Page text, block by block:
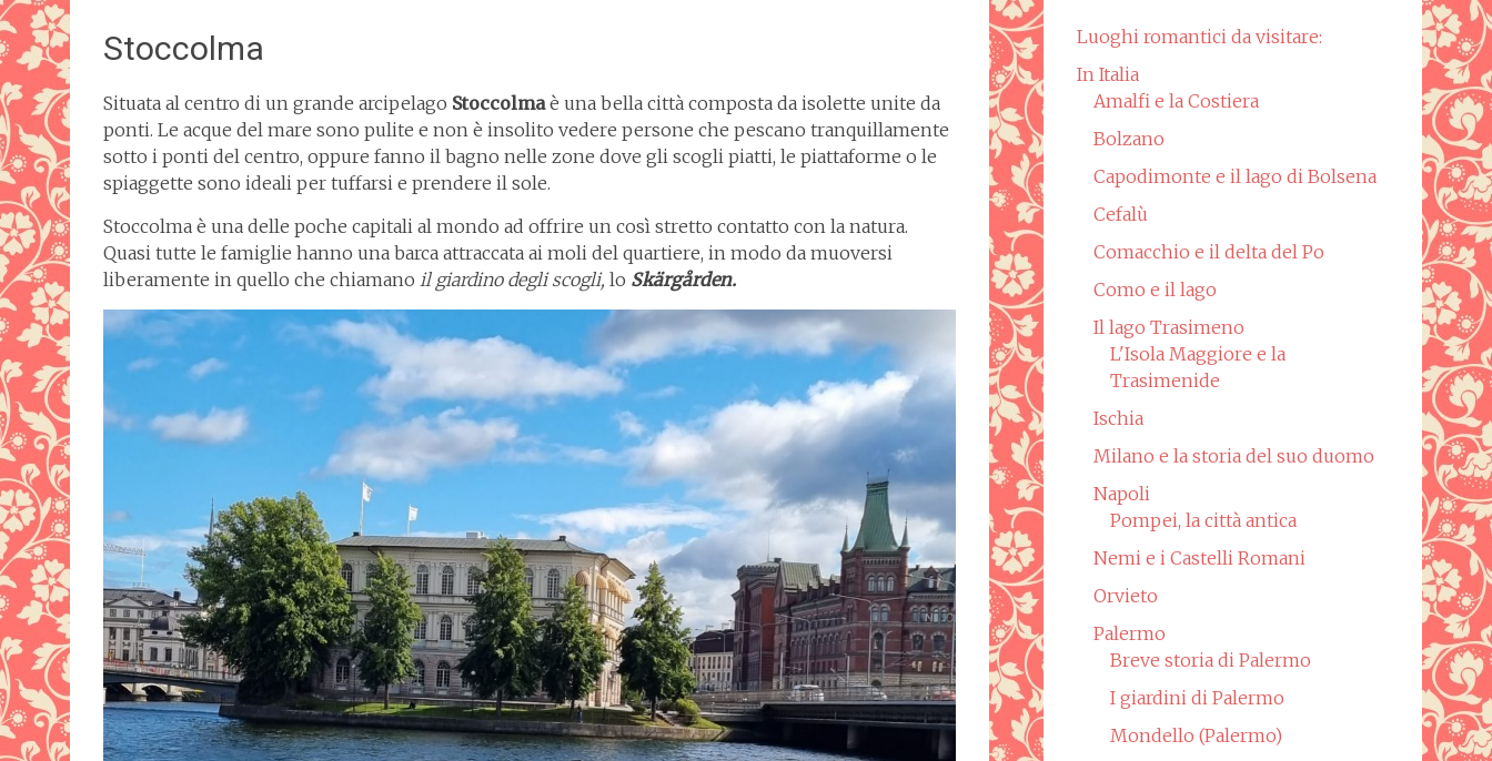
Stoccolma
Situata al centro di un grande arcipelago Stoccolmaè una bella città composta da isolette unite da
ponti. Le acque del mare sono pulite e non è insolito vedere persone che pescano tranquillamente
sotto i ponti del centro, oppure fanno il bagno nelle zone dove gli scogli piatti, le piattaforme o le
spiaggette sono ideali per tuffarsi e prendere il sole.
Stoccolma è una delle poche capitali al mondo ad offrire un così stretto contatto con la natura.
Quasi tutte le famiglie hanno una barca attraccata ai moli del quartiere, in modo da muoversi
liberamente in quello che chiamano il giardino degli scogli, lo Skärgården.
Luoghi romantici da visitare:
In Italia
Amalfi e la Costiera
Bolzano
Capodimonte e il lago di Bolsena
Cefalù
Comacchio e il delta del Po
Como e il lago
Il lago Trasimeno
L'Isola Maggiore e la
Trasimenide
Ischia
Milano e la storia del suo duomo
Napoli
Pompei, la città antica
Nemi e i Castelli Romani
Orvieto
Palermo
Breve storia di Palermo
I giardini di Palermo
Mondello (Palermo)